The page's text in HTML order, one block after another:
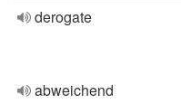
derogate
abweichend